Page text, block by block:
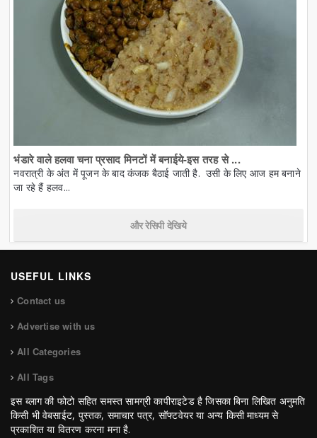
भंडारे वाले हलवा चना प्रसाद मिनटों में बनाईये-इस तरह से ...
नवरात्री के अंत में पूजन के बाद कंजक बैठाई जाती है. उसी के लिए आज हम बनाने
जा रहे हैं हलव...
और रेसिपी देखिये
USEFUL LINKS
Contact us
Advertise with us
All Categories
All Tags
इस ब्लाग की फोटो सहित समस्त सामग्री कापीराइटेड है जिसका बिना लिखित अनुमति
किसी भी वेबसाईट, पुस्तक, समाचार पत्र, सॉफ्टवेयर या अन्य किसी माध्यम से
प्रकाशित या वितरण करना मना है.